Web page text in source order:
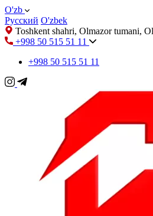
O'zb
Русский O'zbek
Toshkent shahri, Olmazor tumani,
+998 50 515 51 11
+998 50 515 51 11